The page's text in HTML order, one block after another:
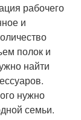
рабочего
и
полок и
найти
нужно
семьи.